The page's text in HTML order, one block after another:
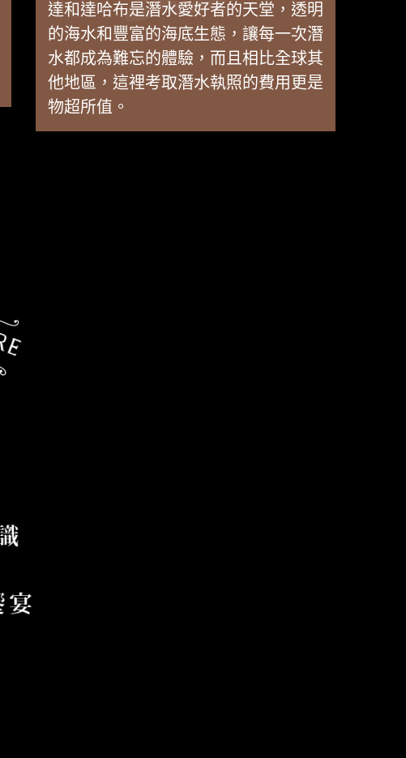
達和達哈布是潛水愛好者的天堂，透明
的海水和豐富的海底生態，讓每一次潛
水都成為難忘的體驗，而且相比全球其
他地區，這裡考取潛水執照的費用更是
物超所值。